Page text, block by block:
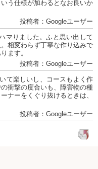
う仕様が加わるとなお良いか
投稿者：Googleユーザー
マりました。ふと思い出して
相変わらず丁寧な作り込みで
ます。
投稿者：Googleユーザー
て楽しいし、コースもよく作
衝撃の度合いも、障害物の種
ナーをくぐり抜けるときは、
投稿者：Googleユーザー